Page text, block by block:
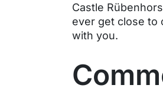
Castle
ever get close to
with you.